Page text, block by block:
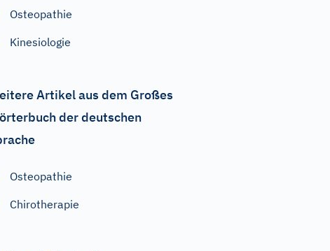
Osteopathie
Kinesiologie
Artikel aus dem Großes
der deutschen
Osteopathie
Chirotherapie